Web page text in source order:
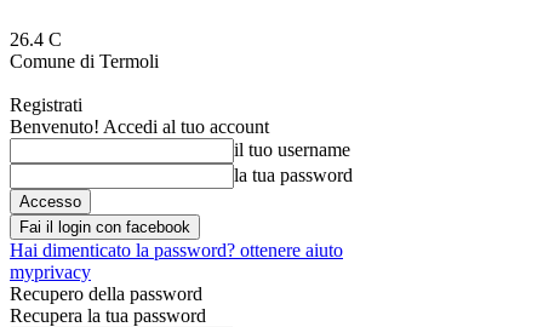
26.4 C
Comune di Termoli
Registrati
Benvenuto! Accedi al tuo account
il tuo username
la tua password
Fai il login con facebook
Hai dimenticato la password? ottenere aiuto
myprivacy
Recupero della password
Recupera la tua password